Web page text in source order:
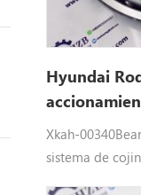
Hyundai
Xkah-
sistema de